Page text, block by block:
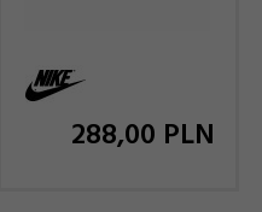
288,00 PLN